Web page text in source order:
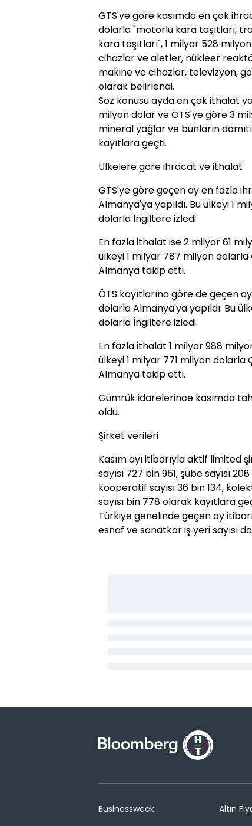
GTS'ye göre kasımda en çok
dolarla "motorlu kara taşıtları,
kara taşıtları", 1 milyar 528
cihazlar ve aletler, nükleer
makine ve cihazlar, televizyon,
olarak belirlendi.
Söz konusu ayda en çok ithalat
milyon dolar ve ÖTS'ye göre 3
mineral yağlar ve bunların
kayıtlara geçti.
Ülkelere göre ihracat ve ithalat
GTS'ye göre geçen ay en fazla
Almanya'ya yapıldı. Bu ülkeyi 1
dolarla İngiltere izledi.
En fazla ithalat ise 2 milyar 61
ülkeyi 1 milyar 787 milyon
Almanya takip etti.
ÖTS kayıtlarına göre de geçen
dolarla Almanya'ya yapıldı. Bu
dolarla İngiltere izledi.
En fazla ithalat 1 milyar 988
ülkeyi 1 milyar 771 milyon
Almanya takip etti.
Gümrük idarelerince kasımda
oldu.
Şirket verileri
Kasım ayı itibarıyla aktif limited
sayısı 727 bin 951, şube sayısı
kooperatif sayısı 36 bin 134,
sayısı bin 778 olarak kayıtlara
Türkiye genelinde geçen ay
esnaf ve sanatkar iş yeri sayısı
Businessweek
Altın